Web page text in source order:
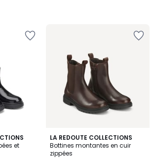
et
LA REDOUTE COLLECTIONS
Bottines montantes en cuir
zippées
4,5
/ 5